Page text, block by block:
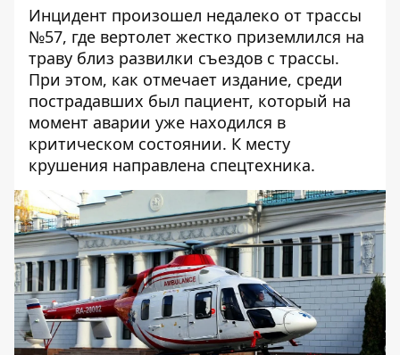
Инцидент произошел недалеко от трассы
№57, где вертолет жестко приземлился на
траву близ развилки съездов с трассы.
При этом, как отмечает издание, среди
пострадавших был пациент, который на
момент аварии уже находился в
критическом состоянии. К месту
крушения направлена спецтехника.